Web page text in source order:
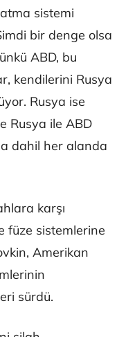
sistemi
bir denge olsa
ABD, bu
kendilerini Rusya
Rusya ise
Rusya ile ABD
dahil her alanda
karşı
füze sistemlerine
Amerikan
sürdü.